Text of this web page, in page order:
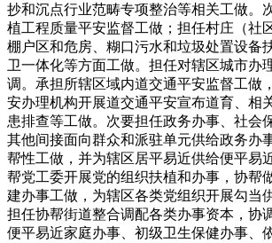
抄和沉点行业范畴专项整治等相关工做。
植工程质量平安监督工做；担任村庄（社
棚户区和危房、糊口污水和垃圾处置设备
卫一体化等方面工做。担任对辖区城市办
调。承担所辖区域内道交通平安监督工做
安办理机构开展道交通平安宣布道育、相
患排查等工做。次要担任政务办事、社会
其他间接面向群众和派驻单元供给政务办
帮性工做，并为辖区居平易近供给便平易
帮党工委开展党的组织扶植和办事，协帮
建办事工做，为辖区各类党组织开展勾当
担任协帮街道整合调配各类办事资本，协
便平易近家庭办事、初级卫生保健办事、